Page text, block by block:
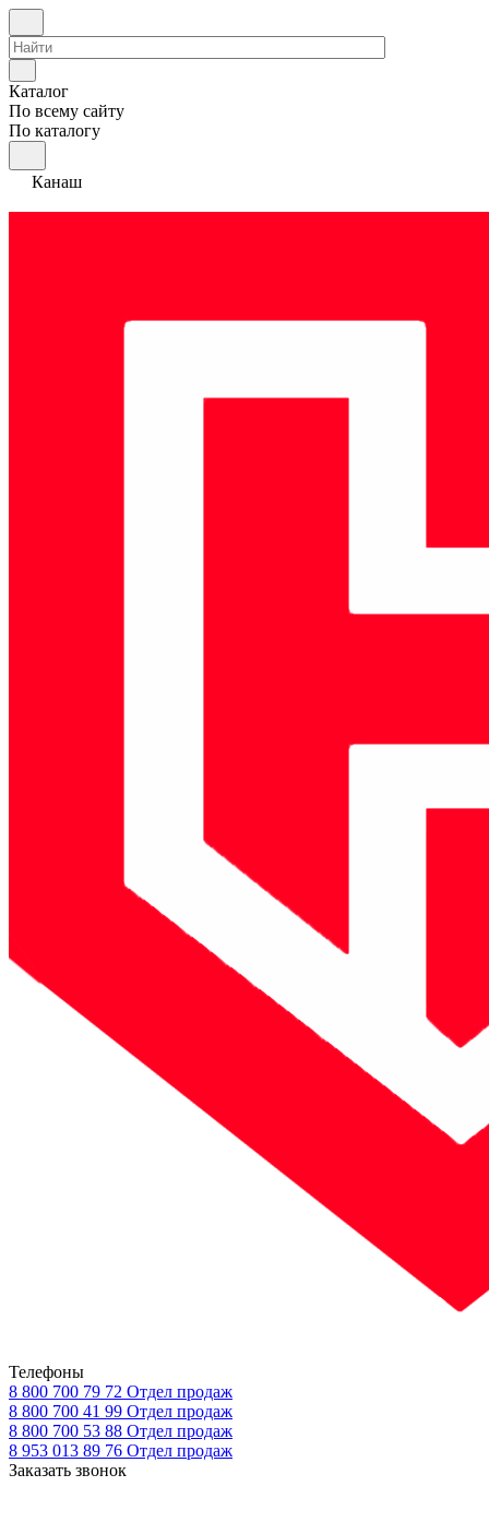
Каталог
По всему сайту
По каталогу
Канаш
Телефоны
8 800 700 79 72 Отдел продаж
8 800 700 41 99 Отдел продаж
8 800 700 53 88 Отдел продаж
8 953 013 89 76 Отдел продаж
Заказать звонок